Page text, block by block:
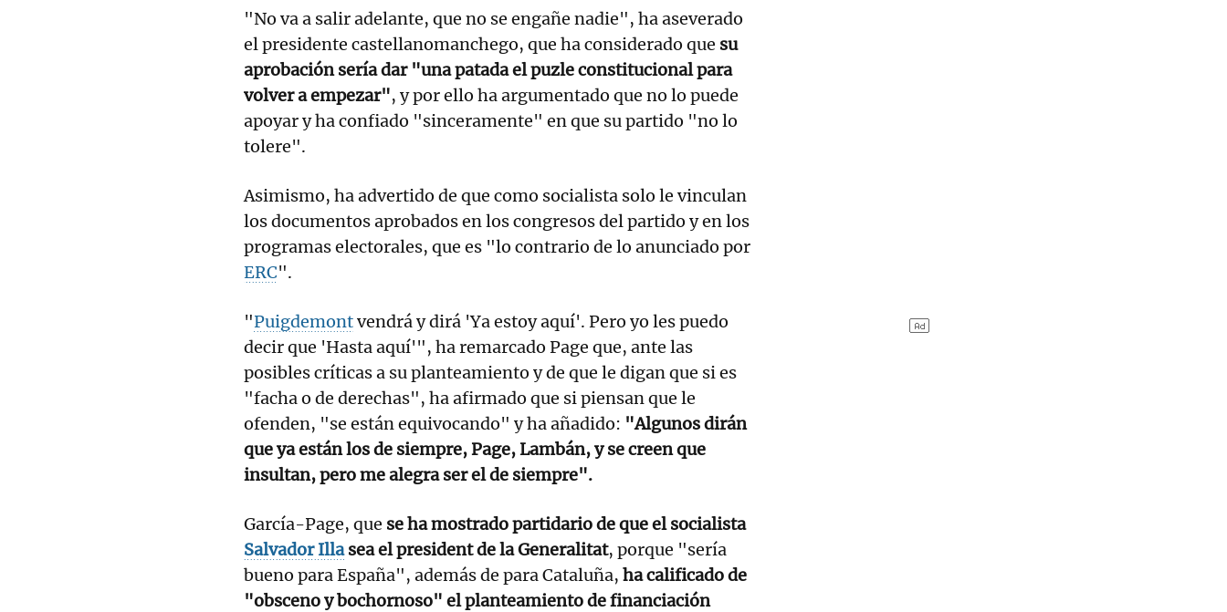
"No va a salir adelante, que no se engañe nadie", ha aseverado
el presidente castellanomanchego, que ha considerado que su
aprobación sería dar "una patada el puzle constitucional para
volver a empezar", y por ello ha argumentado que no lo puede
apoyar y ha confiado "sinceramente" en que su partido "no lo
tolere".
Asimismo, ha advertido de que como socialista solo le vinculan
los documentos aprobados en los congresos del partido y en los
programas electorales, que es "lo contrario de lo anunciado por
ERC".
"Puigdemontvendrá y dirá 'Ya estoy aquí'. Pero yo les puedo
decir que 'Hasta aquí'", ha remarcado Page que, ante las
posibles críticas a su planteamiento y de que le digan que si es
"facha o de derechas", ha afirmado que si piensan que le
ofenden, "se están equivocando" y ha añadido: "Algunos dirán
que ya están los de siempre, Page, Lambán, y se creen que
insultan, pero me alegra ser el de siempre".
García-Page, que se ha mostrado partidario de que el socialista
Salvador Illasea el president de la Generalitat, porque "sería
bueno para España", además de para Cataluña, ha calificado de
"obsceno y bochornoso" el planteamiento de financiación